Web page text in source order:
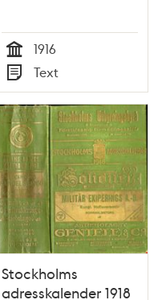
Tid
1916
Typ
Text
Stockholms
adresskalender 1918